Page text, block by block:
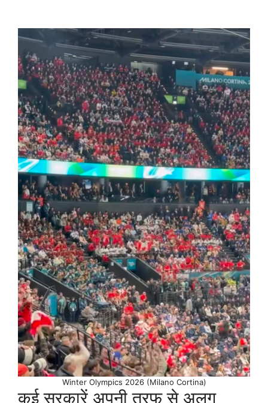
Winter Olympics 2026 (Milano Cortina)
कई सरकारें अपनी तरफ से अलग